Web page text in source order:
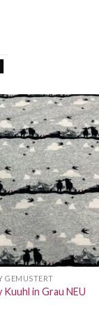
Auf die
Wunschliste
GEMUSTERT
Kuuhl in Grau NEU